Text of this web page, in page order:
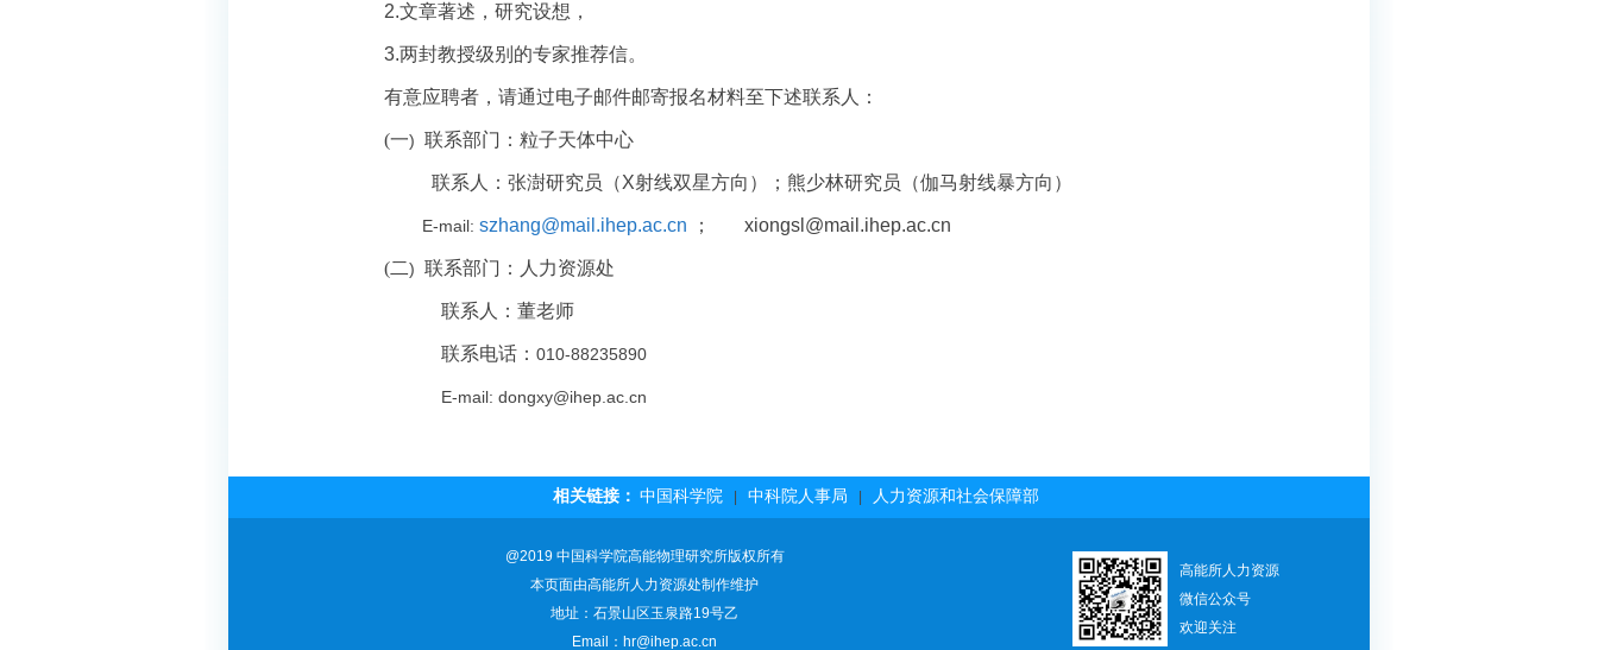
2.文章著述，研究设想，
3.两封教授级别的专家推荐信。
有意应聘者，请通过电子邮件邮寄报名材料至下述联系人：
(一) 联系部门：粒子天体中心
联系人： 张澍研究员（X射线双星方向）；熊少林研究员（伽马射线暴方向）
E-mail: szhang@mail.ihep.ac.cn ； xiongsl@mail.ihep.ac.cn
(二) 联系部门：人力资源处
联系人：董老师
联系电话： 010-88235890
E-mail: dongxy@ihep.ac.cn
相关链接： 中国科学院 中科院人事局 人力资源和社会保障部
@2019 中国科学院高能物理研究所版权所有
本页面由高能所人力资源处制作维护
地址：石景山区玉泉路19号乙
Email：hr@ihep.ac.cn
高能所人力资源
微信公众号
欢迎关注